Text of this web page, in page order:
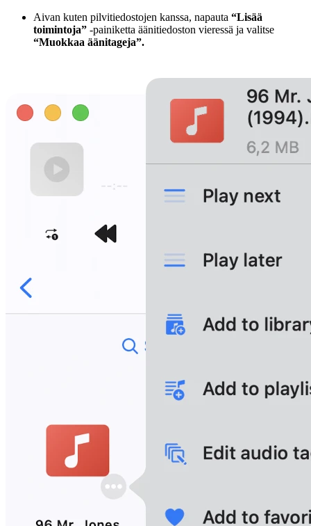
Aivan kuten pilvitiedostojen kanssa, napauta “Lisää
toimintoja” -painiketta äänitiedoston vieressä ja valitse
“Muokkaa äänitageja”.